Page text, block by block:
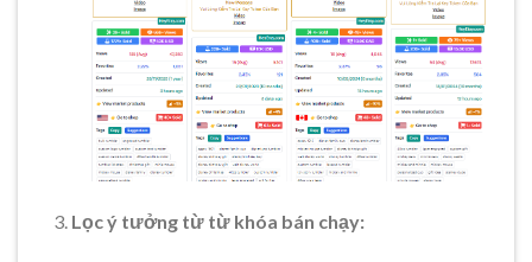
Lọc ý tưởng từ từ khóa bán chạy: